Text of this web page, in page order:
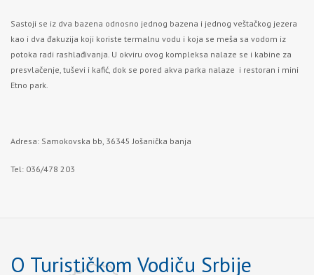
Sastoji se iz dva bazena odnosno jednog bazena i jednog veštačkog jezera
kao i dva đakuzija koji koriste termalnu vodu i koja se meša sa vodom iz
potoka radi rashlađivanja. U okviru ovog kompleksa nalaze se i kabine za
presvlačenje, tuševi i kafić, dok se pored akva parka nalaze i restoran i mini
Etno park.
Adresa: Samokovska bb, 36345 Jošanička banja
Tel: 036/478 203
O Turističkom Vodiču Srbije